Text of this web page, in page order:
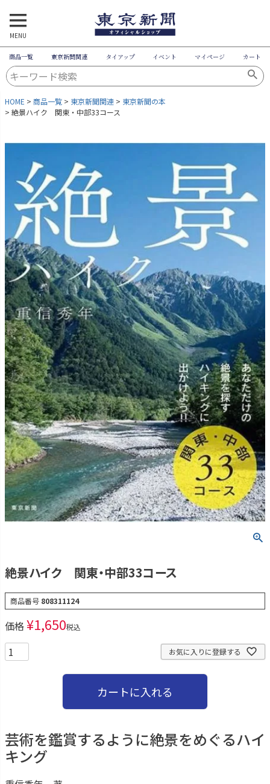
MENU
商品一覧 東京新聞関連 タイアップ イベント マイページ カート
HOME 商品一覧 東京新聞関連
東京新聞の本
絶景ハイク 関東・中部33コース
絶景ハイク 関東・中部33コース
商品番号 808311124
価格¥1,650税込
お気に入りに登録する
カートに入れる
芸術を鑑賞するように絶景をめぐるハイ
キング